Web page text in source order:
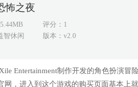
怖之夜
评分：1
智休闲
版本： v2.0
Entertainment制作开发的角色扮演
网，进入到这个游戏的购买页面基本上